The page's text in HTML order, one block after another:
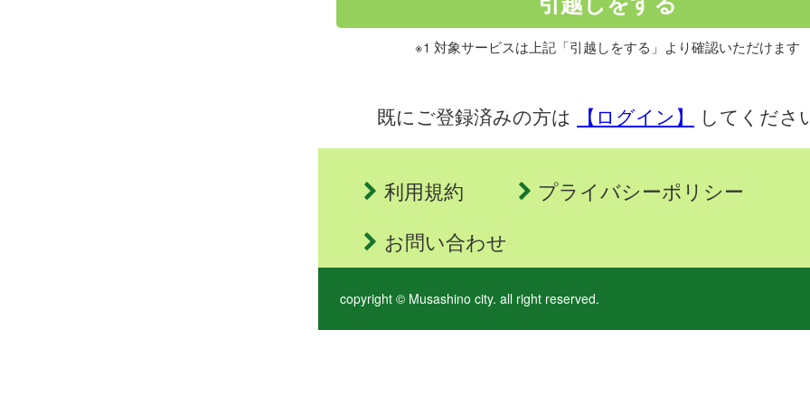
※1 対象サービスは上記「引越しをする」より確認いただけます
既にご登録済みの方は 【ログイン】 してくださ
利用規約
プライバシーポリシー
お問い合わせ
copyright © Musashino city. all right reserved.